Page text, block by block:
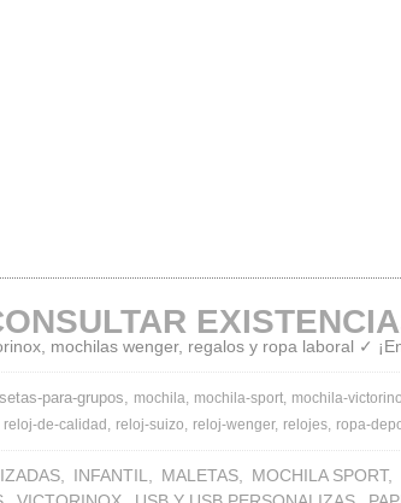
mochilas wenger, regalos y ropa laboral ✓
para-grupos mochila mochila-sport mochila-
reloj-de-calidad reloj-suizo reloj-wenger relojes ropa-
INFANTIL MALETAS MOCHILA SPORT